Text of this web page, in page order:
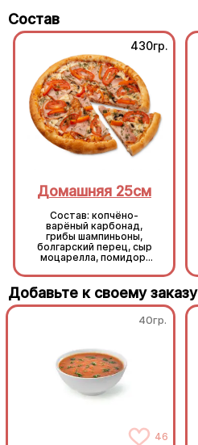
Состав
430гр.
Домашняя 25см
Состав: копчёно-
варёный карбонад,
грибы шампиньоны,
болгарский перец, сыр
моцарелла, помидор,
томатный соус, тесто.
Добавьте к своему заказу
40гр.
46